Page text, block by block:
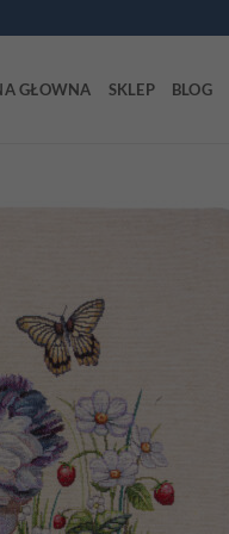
GŁOWNA SKLEP BLOG